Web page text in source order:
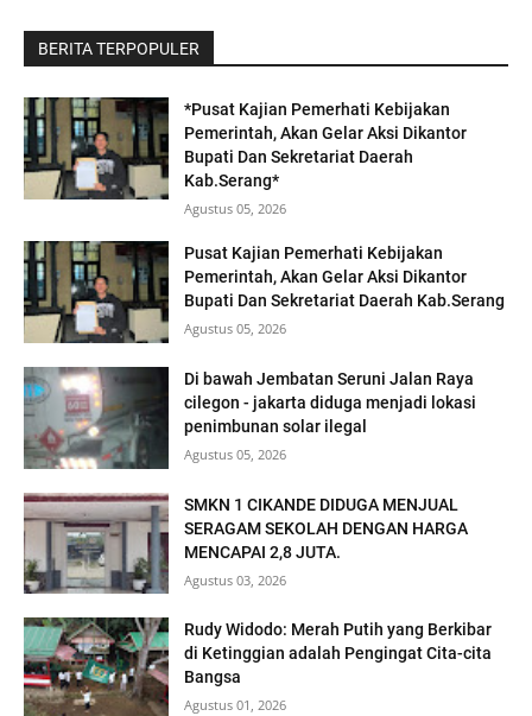
BERITA TERPOPULER
*Pusat Kajian Pemerhati Kebijakan
Pemerintah, Akan Gelar Aksi Dikantor
Bupati Dan Sekretariat Daerah
Kab.Serang*
Agustus 05, 2026
Pusat Kajian Pemerhati Kebijakan
Pemerintah, Akan Gelar Aksi Dikantor
Bupati Dan Sekretariat Daerah Kab.Serang
Agustus 05, 2026
Di bawah Jembatan Seruni Jalan Raya
cilegon - jakarta diduga menjadi lokasi
penimbunan solar ilegal
Agustus 05, 2026
SMKN 1 CIKANDE DIDUGA MENJUAL
SERAGAM SEKOLAH DENGAN HARGA
MENCAPAI 2,8 JUTA.
Agustus 03, 2026
Rudy Widodo: Merah Putih yang Berkibar
di Ketinggian adalah Pengingat Cita-cita
Bangsa
Agustus 01, 2026